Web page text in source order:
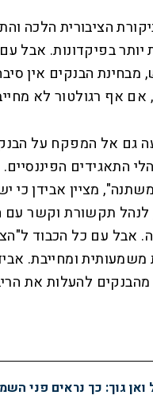
הציבורית הלכה
בפיקדונות. אבל
מבחינת הבנקים אין
אם אף רגולטור לא
גם אל המפקח על
התאגידים
מציין אבידן
לנהל תקשורת וקשר עם
אבל עם כל הכבוד
משמעותית ומחייבת.
להעלות את
ואן גוך: כך נראים פני